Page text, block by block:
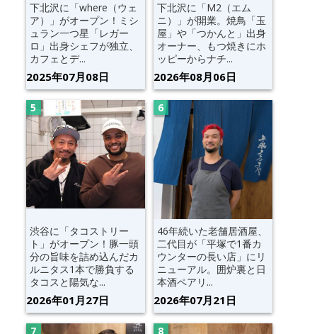
下北沢に「where（ウェ
ア）」がオープン！ミシ
ュラン一つ星「レガー
ロ」出身シェフが独立、
カフェとデ...
2025年07月08日
下北沢に「M2（エム
ニ）」が開業。焼鳥「玉
屋」や「つかんと」出身
オーナー、もつ焼きにホ
ッピーからナチ...
2026年08月06日
渋谷に「タコストリー
ト」がオープン！豚一頭
分の旨味を詰め込んだカ
ルニタス1本で勝負する
タコスと陽気な...
2026年01月27日
46年続いた老舗居酒屋、
二代目が「平塚で1番カ
ウンターの長い店」にリ
ニューアル。囲炉裏と日
本酒ペアリ...
2026年07月21日